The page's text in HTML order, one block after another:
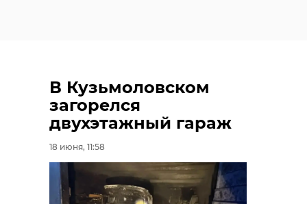
В Кузьмоловском
загорелся
двухэтажный гараж
18 июня, 11:58